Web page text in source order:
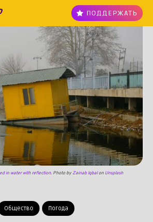
ПОДДЕРЖАТЬ
Общество Погода
in water with reflection. Photo byZainab Iqbalon Unsplash